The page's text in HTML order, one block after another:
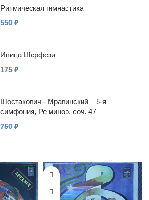
Ритмическая гимнастика
550 ₽
Ивица Шерфези
175 ₽
Шостакович - Мравинский – 5-я
симфония, Ре минор, соч. 47
750 ₽